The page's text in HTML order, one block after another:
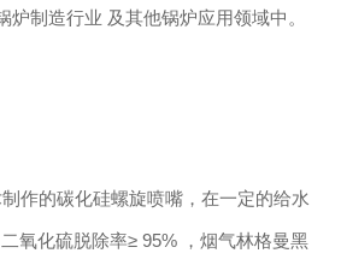
制造行业 及其他锅炉应用领域中。
作的碳化硅螺旋喷嘴，在一定的给水
氧化硫脱除率≥ 95% ，烟气林格曼黑